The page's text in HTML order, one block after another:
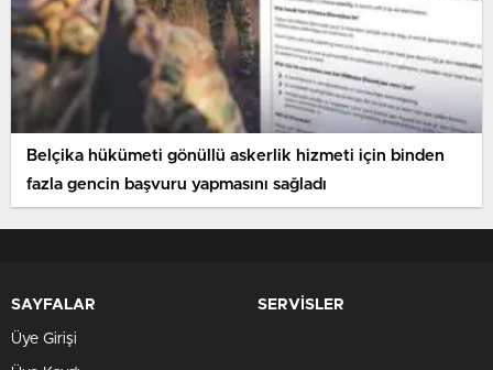
Belçika hükümeti gönüllü askerlik hizmeti için binden
fazla gencin başvuru yapmasını sağladı
SAYFALAR
Üye Girişi
SERVİSLER